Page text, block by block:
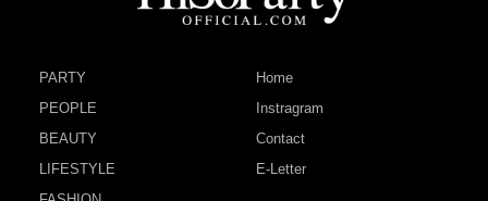
PARTY
PEOPLE
BEAUTY
LIFESTYLE
Home
Instragram
Contact
E-Letter